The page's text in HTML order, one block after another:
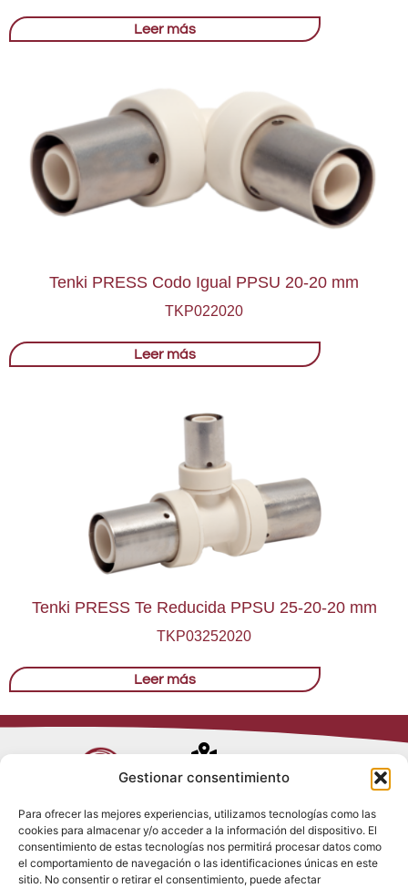
Gestionar consentimiento
Para ofrecer las mejores experiencias, utilizamos tecnologías como las
cookies para almacenar y/o acceder a la información del dispositivo. El
consentimiento de estas tecnologías nos permitirá procesar datos como
el comportamiento de navegación o las identificaciones únicas en este
sitio. No consentir o retirar el consentimiento, puede afectar
Leer más
Tenki PRESS Codo Igual PPSU 20-20 mm
TKP022020
Leer más
Tenki PRESS Te Reducida PPSU 25-20-20 mm
TKP03252020
Leer más
Avenida de
28017 Madrid
(España)
Política de
Privacidad
Política de
Cookies